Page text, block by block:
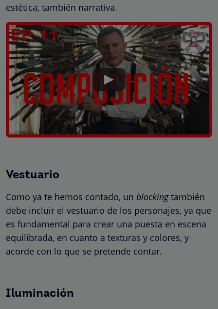
estética, también narrativa.
Vestuario
Como ya te hemos contado, un blockingtambién
debe incluir el vestuario de los personajes, ya que
es fundamental para crear una puesta en escena
equilibrada, en cuanto a texturas y colores, y
acorde con lo que se pretende contar.
Iluminación